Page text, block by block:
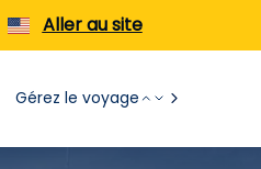
Aller au site
Gérez le voyage